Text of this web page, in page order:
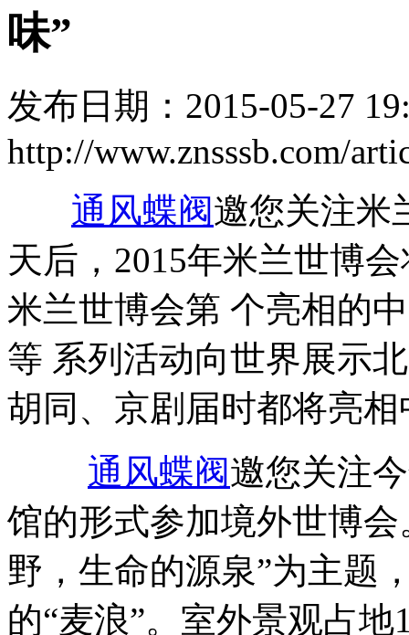
味”
发布日期：2015-05-27
http://www.znsssb.com/
通风蝶阀邀您关注米
天后，2015年米兰世博
米兰世博会第 个亮相的
等 系列活动向世界展示
胡同、京剧届时都将亮相
通风蝶阀邀您关注
馆的形式参加境外世博
野，生命的源泉”为主题
的“麦浪”。室外景观占